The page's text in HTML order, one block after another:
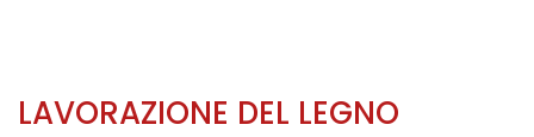
LAVORAZIONE DEL LEGNO